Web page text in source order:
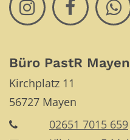
Büro PastR Mayen
Kirchplatz 11
56727 Mayen
02651 7015 659